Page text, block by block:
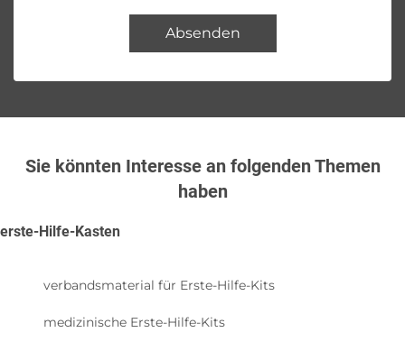
Absenden
Sie könnten Interesse an folgenden Themen
haben
erste-Hilfe-Kasten
verbandsmaterial für Erste-Hilfe-Kits
medizinische Erste-Hilfe-Kits